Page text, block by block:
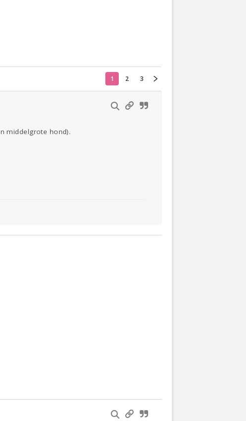
1 2 3
middelgrote hond).